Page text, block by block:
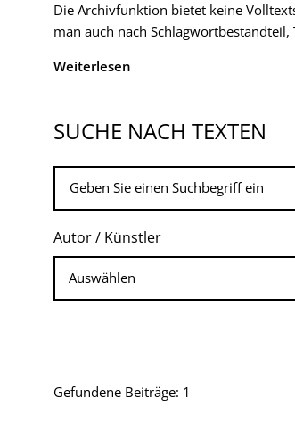
Die Archivfunktion bietet keine
man auch nach
Weiterlesen
SUCHE NACH TEXTEN
Autor / Künstler
Gefundene Beiträge: 1